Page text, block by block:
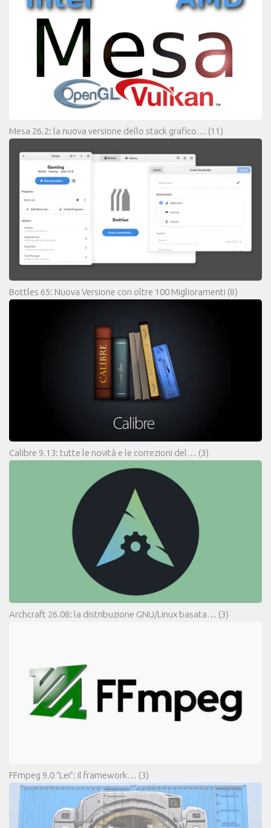
Mesa 26.2: la nuova versione dello stack grafico… (11)
Bottles 65: Nuova Versione con oltre 100 Miglioramenti (8)
Calibre 9.13: tutte le novità e le correzioni del… (3)
Archcraft 26.08: la distribuzione GNU/Linux basata… (3)
FFmpeg 9.0 “Lei”: il framework… (3)